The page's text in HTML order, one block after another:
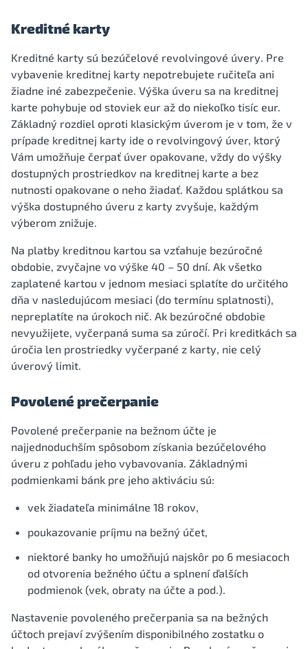
Kreditné karty
Kreditné karty sú bezúčelové revolvingové úvery. Pre
vybavenie kreditnej karty nepotrebujete ručiteľa ani
žiadne iné zabezpečenie. Výška úveru sa na kreditnej
karte pohybuje od stoviek eur až do niekoľko tisíc eur.
Základný rozdiel oproti klasickým úverom je v tom, že v
prípade kreditnej karty ide o revolvingový úver, ktorý
Vám umožňuje čerpať úver opakovane, vždy do výšky
dostupných prostriedkov na kreditnej karte a bez
nutnosti opakovane o neho žiadať. Každou splátkou sa
výška dostupného úveru z karty zvyšuje, každým
výberom znižuje.
Na platby kreditnou kartou sa vzťahuje bezúročné
obdobie, zvyčajne vo výške 40 – 50 dní. Ak všetko
zaplatené kartou v jednom mesiaci splatíte do určitého
dňa v nasledujúcom mesiaci (do termínu splatnosti),
nepreplatíte na úrokoch nič. Ak bezúročné obdobie
nevyužijete, vyčerpaná suma sa zúročí. Pri kreditkách sa
úročia len prostriedky vyčerpané z karty, nie celý
úverový limit.
Povolené prečerpanie
Povolené prečerpanie na bežnom účte je
najjednoduchším spôsobom získania bezúčelového
úveru z pohľadu jeho vybavovania. Základnými
podmienkami bánk pre jeho aktiváciu sú:
vek žiadateľa minimálne 18 rokov,
poukazovanie príjmu na bežný účet,
niektoré banky ho umožňujú najskôr po 6 mesiacoch
od otvorenia bežného účtu a splnení ďalších
podmienok (vek, obraty na účte a pod.).
Nastavenie povoleného prečerpania sa na bežných
účtoch prejaví zvýšením disponibilného zostatku o